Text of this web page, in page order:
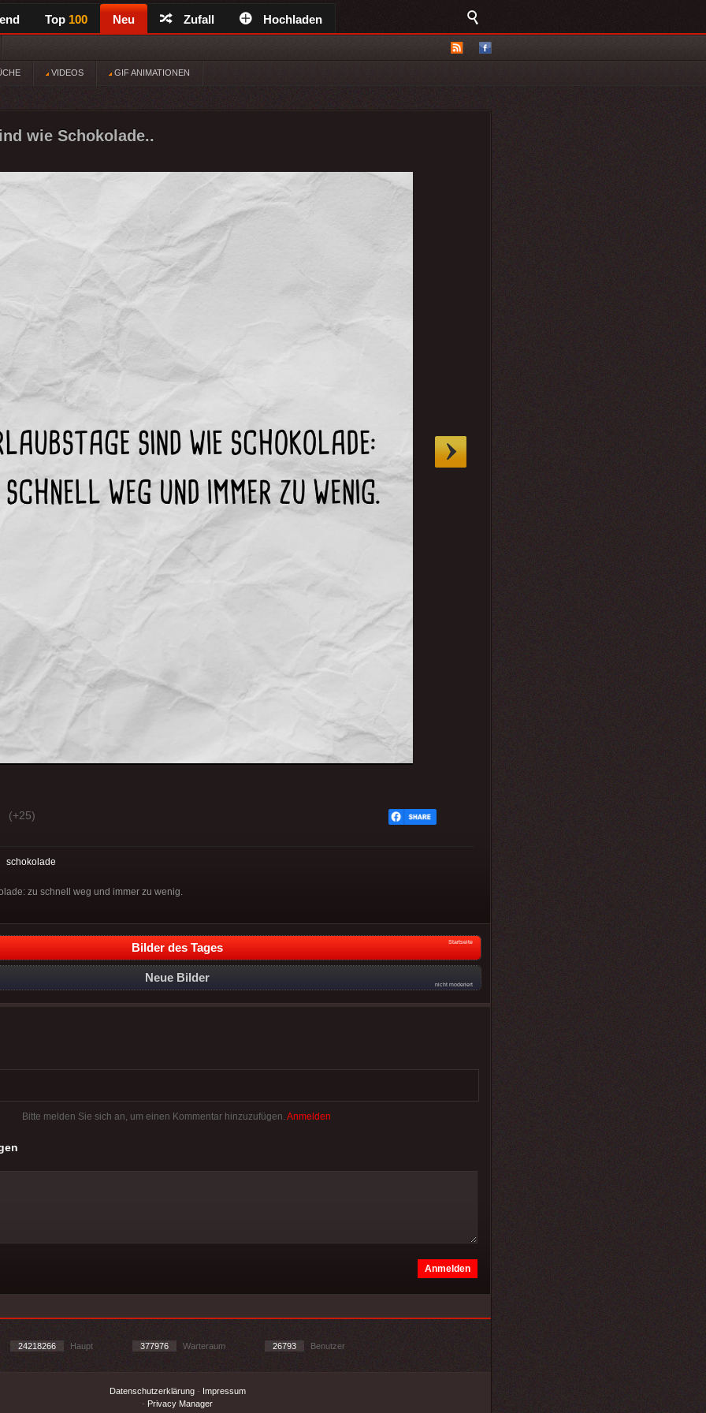
Top 100 Neu Zufall Hochladen
VIDEOS GIF ANIMATIONEN
wie Schokolade..
(+25)
schokolade
zu schnell weg und immer zu wenig.
Bilder des Tages Startseite
Neue Bilder
nicht moderiert
Bitte melden Sie sich an, um einen Kommentar hinzuzufügen. Anmelden
24218266 Haupt 377976 Warteraum 26793 Benutzer
Datenschutzerklärung- Impressum
- Privacy Manager